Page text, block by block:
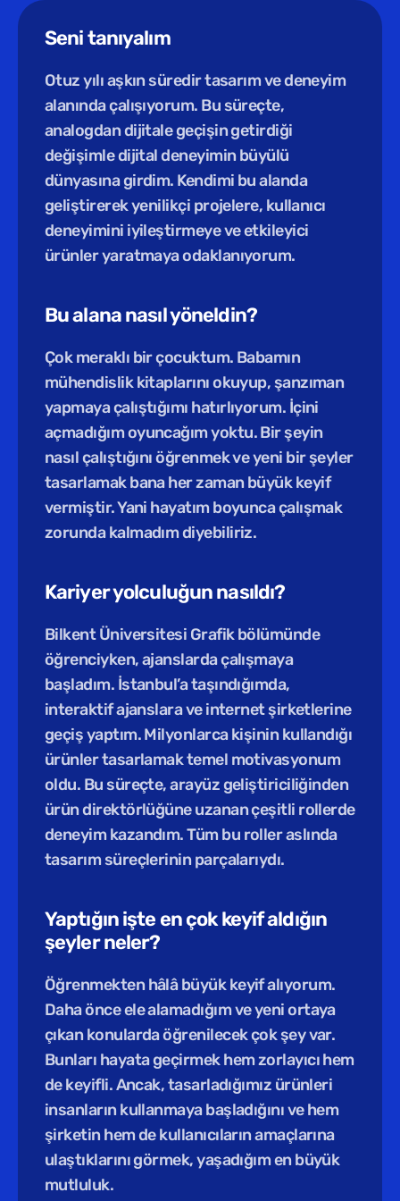
Seni tanıyalım
Otuz yılı aşkın süredir tasarım ve deneyim
alanında çalışıyorum. Bu süreçte,
analogdan dijitale geçişin getirdiği
değişimle dijital deneyimin büyülü
dünyasına girdim. Kendimi bu alanda
geliştirerek yenilikçi projelere, kullanıcı
deneyimini iyileştirmeye ve etkileyici
ürünler yaratmaya odaklanıyorum.
Bu alana nasıl yöneldin?
Çok meraklı bir çocuktum. Babamın
mühendislik kitaplarını okuyup, şanzıman
yapmaya çalıştığımı hatırlıyorum. İçini
açmadığım oyuncağım yoktu. Bir şeyin
nasıl çalıştığını öğrenmek ve yeni bir şeyler
tasarlamak bana her zaman büyük keyif
vermiştir. Yani hayatım boyunca çalışmak
zorunda kalmadım diyebiliriz.
Kariyer yolculuğun nasıldı?
Bilkent Üniversitesi Grafik bölümünde
öğrenciyken, ajanslarda çalışmaya
başladım. İstanbul’a taşındığımda,
interaktif ajanslara ve internet şirketlerine
geçiş yaptım. Milyonlarca kişinin kullandığı
ürünler tasarlamak temel motivasyonum
oldu. Bu süreçte, arayüz geliştiriciliğinden
ürün direktörlüğüne uzanan çeşitli rollerde
deneyim kazandım. Tüm bu roller aslında
tasarım süreçlerinin parçalarıydı.
Yaptığın işte en çok keyif aldığın
şeyler neler?
Öğrenmekten hâlâ büyük keyif alıyorum.
Daha önce ele alamadığım ve yeni ortaya
çıkan konularda öğrenilecek çok şey var.
Bunları hayata geçirmek hem zorlayıcı hem
de keyifli. Ancak, tasarladığımız ürünleri
insanların kullanmaya başladığını ve hem
şirketin hem de kullanıcıların amaçlarına
ulaştıklarını görmek, yaşadığım en büyük
mutluluk.